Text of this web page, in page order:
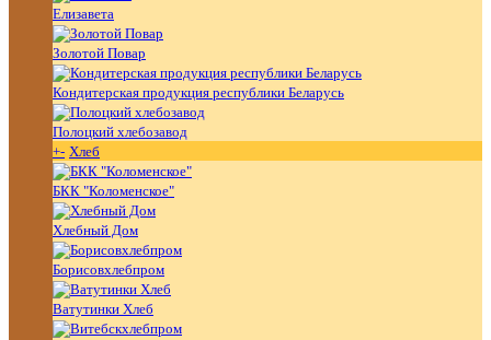
Елизавета
Золотой Повар
Кондитерская продукция республики Беларусь
Полоцкий хлебозавод
+- Хлеб
БКК "Коломенское"
Хлебный Дом
Борисовхлебпром
Ватутинки Хлеб